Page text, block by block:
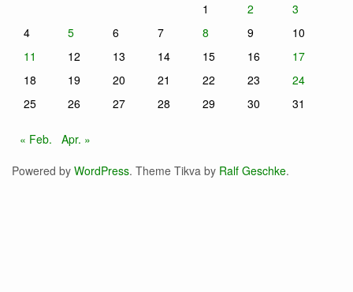
1
2
3
4
5 6 7 8 9
10
11
12 13 14 15 16
17
18
19 20 21 22 23
24
25
26 27 28 29 30 31
« Feb.
Apr. »
Powered by WordPress. Theme Tikva by Ralf Geschke.